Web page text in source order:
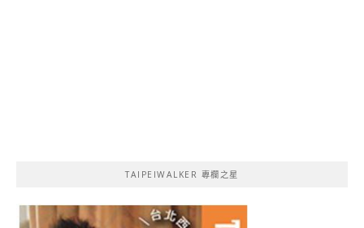
TAIPEIWALKER 專欄之星